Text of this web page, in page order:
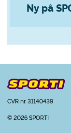
Ny på
CVR nr. 31140439
© 2026 SPORTI